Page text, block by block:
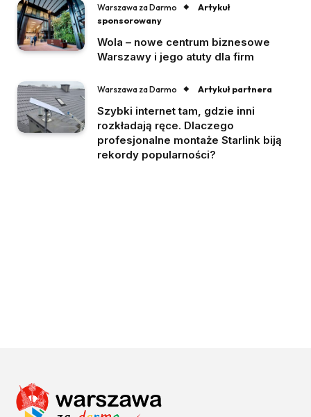
Warszawa za Darmo
Artykuł
sponsorowany
Wola – nowe centrum biznesowe
Warszawy i jego atuty dla firm
Warszawa za Darmo Artykuł partnera
Szybki internet tam, gdzie inni
rozkładają ręce. Dlaczego
profesjonalne montaże Starlink biją
rekordy popularności?